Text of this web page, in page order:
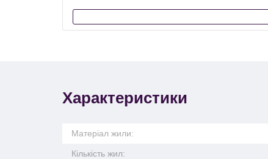
Характеристики
Матеріал жили:
Кількість жил: